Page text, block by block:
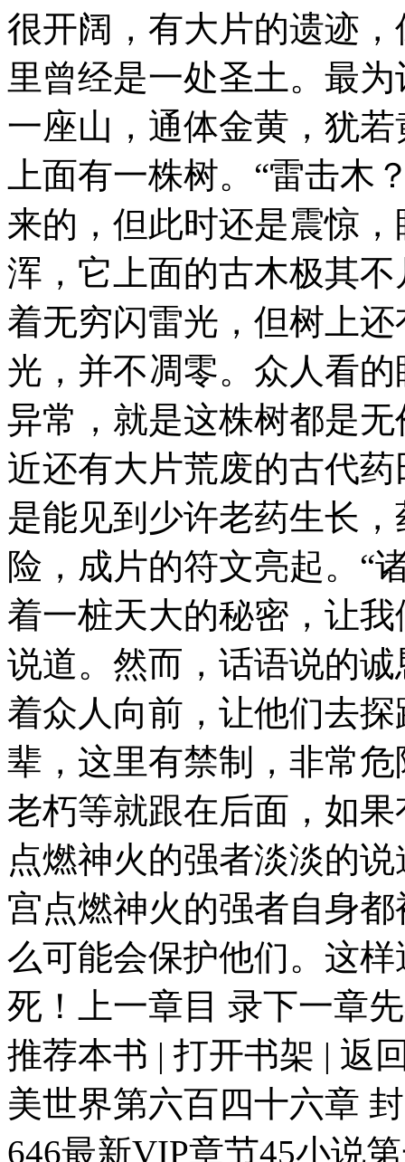
很开阔，有大片的遗迹
里曾经是一处圣土。最
一座山，通体金黄，犹
上面有一株树。“雷击木
来的，但此时还是震惊
浑，它上面的古木极其
着无穷闪雷光，但树上
光，并不凋零。众人看
异常，就是这株树都是
近还有大片荒废的古代
是能见到少许老药生长
险，成片的符文亮起。“
着一桩天大的秘密，让
说道。然而，话语说的
着众人向前，让他们去
辈，这里有禁制，非常
老朽等就跟在后面，如
点燃神火的强者淡淡的
宫点燃神火的强者自身
么可能会保护他们。这
死！上一章目 录下一章
推荐本书 | 打开书架 | 返
美世界第六百四十六章
646最新VIP章节45小说